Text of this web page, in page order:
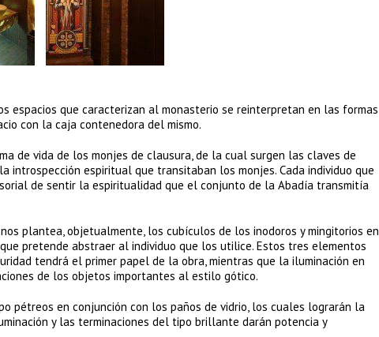
espacios que caracterizan al monasterio se reinterpretan en las formas
con la caja contenedora del mismo.
de vida de los monjes de clausura, de la cual surgen las claves de
introspección espiritual que transitaban los monjes. Cada individuo que
de sentir la espiritualidad que el conjunto de la Abadía transmitía
plantea, objetualmente, los cubículos de los inodoros y mingitorios en
pretende abstraer al individuo que los utilice. Estos tres elementos
tendrá el primer papel de la obra, mientras que la iluminación en
de los objetos importantes al estilo gótico.
pétreos en conjunción con los paños de vidrio, los cuales lograrán la
y las terminaciones del tipo brillante darán potencia y